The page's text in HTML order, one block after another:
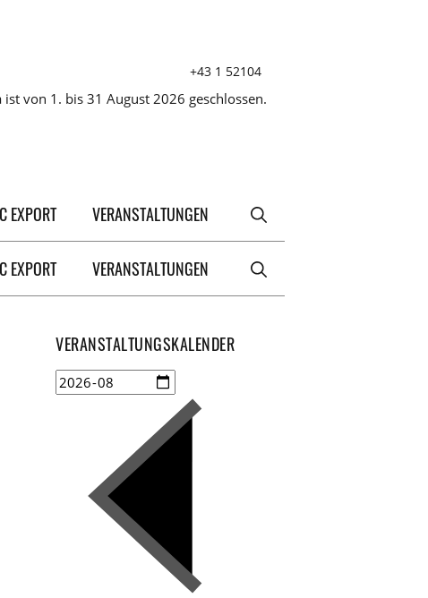
+43 1 52104
ist von 1. bis 31 August 2026 geschlossen.
EXPORT VERANSTALTUNGEN
EXPORT VERANSTALTUNGEN
VERANSTALTUNGSKALENDER